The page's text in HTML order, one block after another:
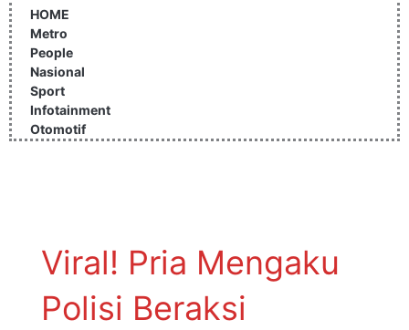
HOME
Metro
People
Nasional
Sport
Infotainment
Otomotif
Viral! Pria Mengaku
Polisi Beraksi